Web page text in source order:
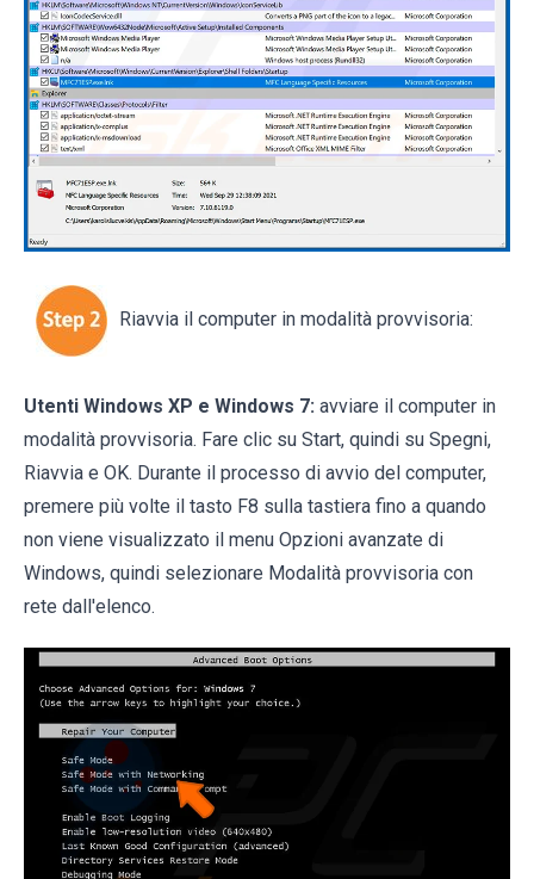
Riavvia il computer in modalità provvisoria:
Utenti Windows XP e Windows 7: avviare il computer in
modalità provvisoria. Fare clic su Start, quindi su Spegni,
Riavvia e OK. Durante il processo di avvio del computer,
premere più volte il tasto F8 sulla tastiera fino a quando
non viene visualizzato il menu Opzioni avanzate di
Windows, quindi selezionare Modalità provvisoria con
rete dall'elenco.